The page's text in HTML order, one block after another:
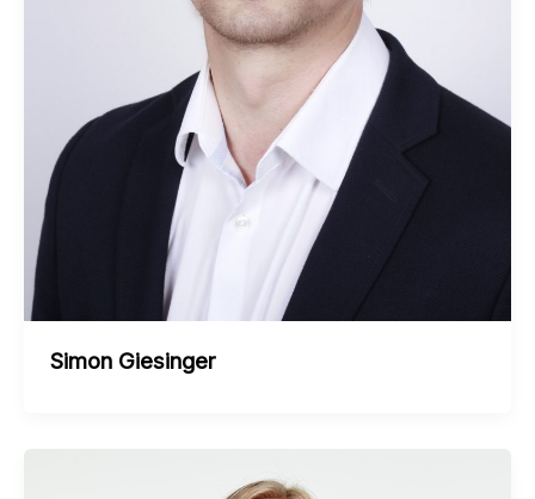
Simon Giesinger